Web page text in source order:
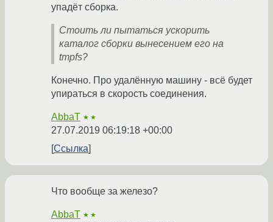
упадёт сборка.
Стоить ли пытаться ускорить
каталог сборки вынесением его на
tmpfs?
Конечно. Про удалённую машину - всё будет
упираться в скорость соединения.
AbbaT ★★
27.07.2019 06:19:18 +00:00
Ссылка
Что вообще за железо?
AbbaT ★★